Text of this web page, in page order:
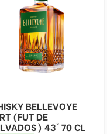
BELLEVOYE
(FUT DE
43° 70 CL